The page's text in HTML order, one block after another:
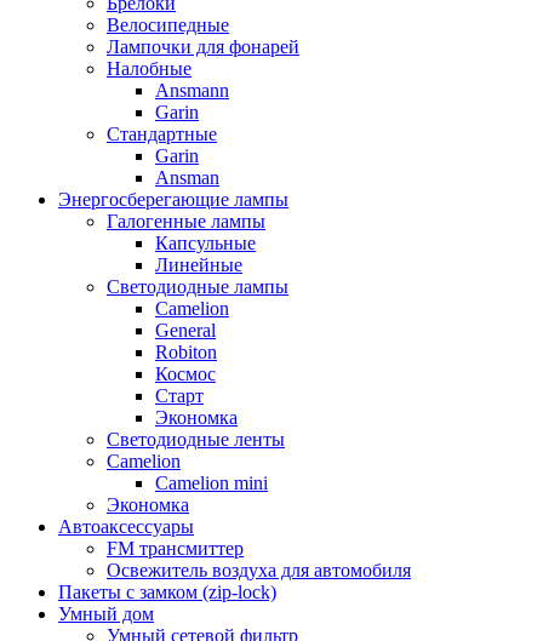
Велосипедные
Лампочки для фонарей
Налобные
Ansmann
Garin
Стандартные
Garin
Ansman
Энергосберегающие лампы
Галогенные лампы
Капсульные
Линейные
Светодиодные лампы
Camelion
General
Robiton
Космос
Старт
Экономка
Светодиодные ленты
Camelion
Camelion mini
Экономка
Автоаксессуары
FM трансмиттер
Освежитель воздуха для автомобиля
Пакеты с замком (zip-lock)
Умный дом
Умный сетевой фильтр